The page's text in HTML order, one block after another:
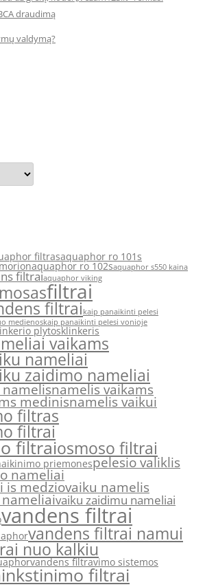
draudimą
valdymą?
filtrasaquaphor ro 101s
aquaphor ro 102saquaphor s550 kaina
filtraiaquaphor viking
filtrai
filtraikaip panaikinti pelesi
medienoskaip panaikinti pelesi vonioje
plytosklinkeris
vaikams
nameliai
zaidimo nameliai
namelis vaikams
medinisnamelis vaikui
filtras
filtrai
filtraiosmoso filtrai
priemonespelesio valiklis
nameliai
is medziovaiku namelis
vaiku zaidimu nameliai
vandens filtrai
vandens filtrai namui
nuo kalkiu
vandens filtravimo sistemos
filtrai